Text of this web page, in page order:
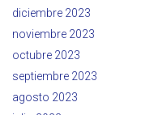
diciembre 2023
noviembre 2023
octubre 2023
septiembre 2023
agosto 2023